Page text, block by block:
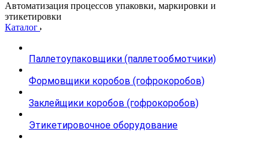
Автоматизация процессов упаковки, маркировки и
этикетировки
Каталог
Паллетоупаковщики (паллетообмотчики)
Формовщики коробов (гофрокоробов)
Заклейщики коробов (гофрокоробов)
Этикетировочное оборудование